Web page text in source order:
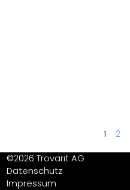
1
2
©2026 Trovarit AG
Datenschutz
Impressum